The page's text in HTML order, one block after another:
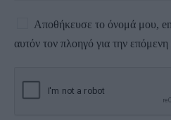
Αποθήκευσε το όνομά μου,
αυτόν τον πλοηγό για την